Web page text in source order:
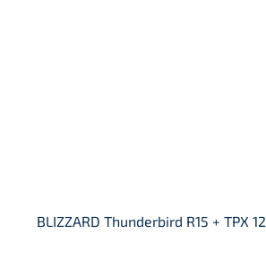
BLIZZARD Thunderbird R15 + TPX